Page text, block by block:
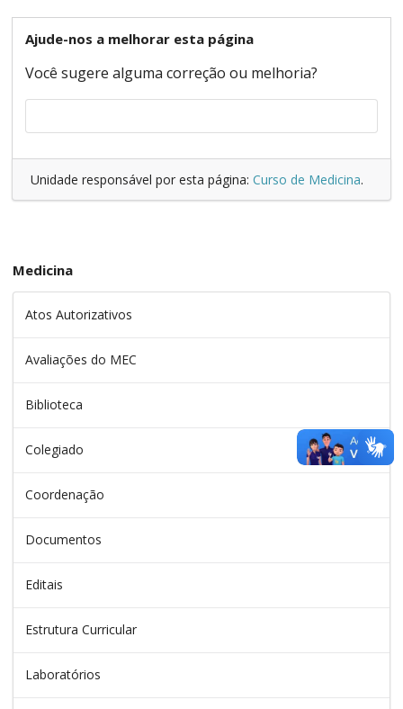
Ajude-nos a melhorar esta página
Você sugere alguma correção ou melhoria?
Unidade responsável por esta página: Curso de Medicina.
Medicina
Atos Autorizativos
Avaliações do MEC
Biblioteca
Colegiado
Coordenação
Documentos
Editais
Estrutura Curricular
Laboratórios